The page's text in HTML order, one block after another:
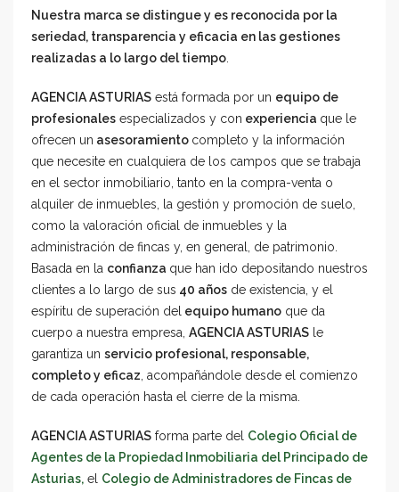
Nuestra marca se distingue y es reconocida por la
seriedad, transparencia y eficacia en las gestiones
realizadas a lo largo del tiempo
AGENCIA ASTURIAS está formada por un equipo de
profesionales especializados y con experiencia que le
ofrecen un asesoramiento completo y la información
que necesite en cualquiera de los campos que se trabaja
en el sector inmobiliario, tanto en la compra-venta o
alquiler de inmuebles, la gestión y promoción de suelo,
como la valoración oficial de inmuebles y la
administración de fincas y, en general, de patrimonio.
Basada en la confianza que han ido depositando nuestros
clientes a lo largo de sus 40 años de existencia, y el
espíritu de superación del equipo humano que da
cuerpo a nuestra empresa, AGENCIA ASTURIAS le
garantiza un servicio profesional, responsable,
completo y eficaz , acompañándole desde el comienzo
de cada operación hasta el cierre de la misma.
AGENCIA ASTURIAS forma parte del Colegio Oficial de
Agentes de la Propiedad Inmobiliaria del Principado de
Asturias, el Colegio de Administradores de Fincas de